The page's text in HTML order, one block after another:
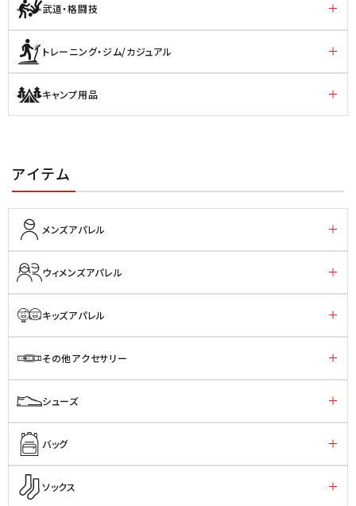
武道・格闘技
トレーニング・ジム/カジュアル
キャンプ用品
アイテム
メンズアパレル
ウィメンズアパレル
キッズアパレル
その他アクセサリー
シューズ
バッグ
ソックス